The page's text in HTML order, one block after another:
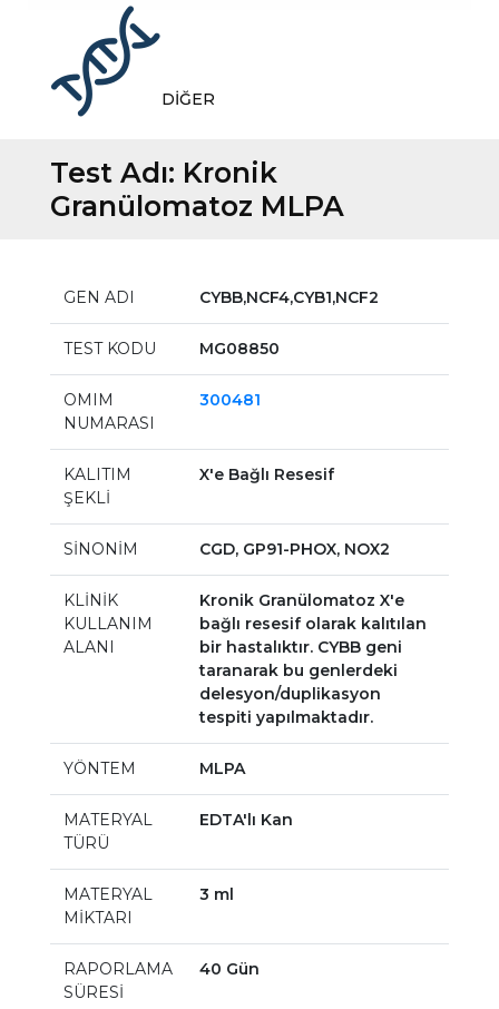
DİĞER
Test Adı: Kronik
Granülomatoz MLPA
GEN ADI CYBB,NCF4,CYB1,NCF2
TEST KODU MG08850
OMIM
NUMARASI
300481
KALITIM
ŞEKLİ
X'e Bağlı Resesif
SİNONİM CGD, GP91-PHOX, NOX2
KLİNİK
KULLANIM
ALANI
Kronik Granülomatoz X'e
bağlı resesif olarak kalıtılan
bir hastalıktır. CYBB geni
taranarak bu genlerdeki
delesyon/duplikasyon
tespiti yapılmaktadır.
YÖNTEM MLPA
MATERYAL
TÜRÜ
EDTA'lı Kan
MATERYAL
MİKTARI
3 ml
RAPORLAMA
SÜRESİ
40 Gün